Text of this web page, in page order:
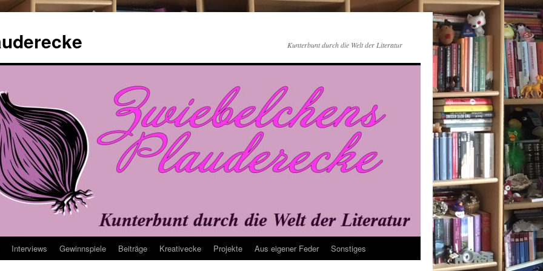
Kunterbunt durch die Welt der Literatur
Interviews Gewinnspiele Beiträge Kreativecke Projekte Aus eigener Feder Sonstiges